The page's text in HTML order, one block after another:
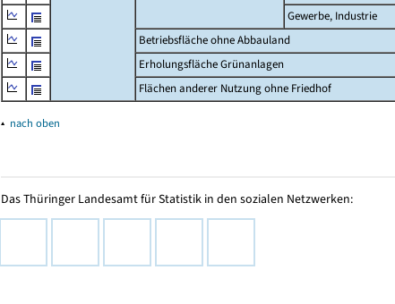
Gewerbe, Industrie
Betriebsfläche ohne Abbauland
Erholungsfläche Grünanlagen
Flächen anderer Nutzung ohne Friedhof
▴ nach oben
Das Thüringer Landesamt für Statistik in den sozialen Netzwerken: